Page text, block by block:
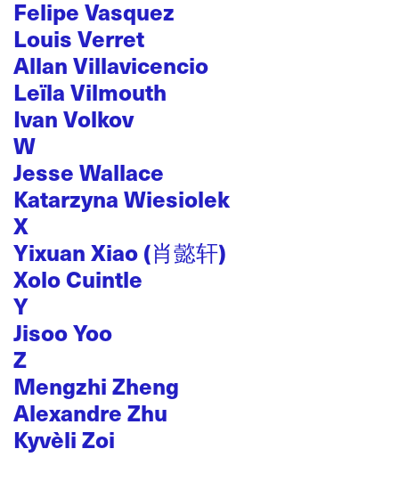
Felipe Vasquez
Louis Verret
Allan Villavicencio
Leïla Vilmouth
Ivan Volkov
W
Jesse Wallace
Katarzyna Wiesiolek
X
Yixuan Xiao (肖懿轩)
Xolo Cuintle
Y
Jisoo Yoo
Z
Mengzhi Zheng
Alexandre Zhu
Kyvèli Zoi